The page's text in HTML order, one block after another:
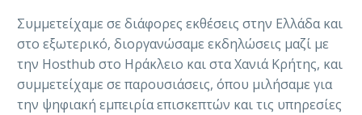
Συμμετείχαμε σε διάφορες εκθέσεις στην Ελλάδα και
στο εξωτερικό, διοργανώσαμε εκδηλώσεις μαζί με
την Hosthub στο Ηράκλειο και στα Χανιά Κρήτης, και
συμμετείχαμε σε παρουσιάσεις, όπου μιλήσαμε για
την ψηφιακή εμπειρία επισκεπτών και τις υπηρεσίες